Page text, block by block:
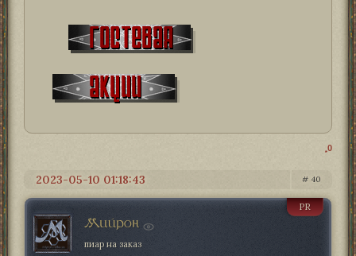
0
40
2023-05-10 01:18:43
Мийрон
PR
пиар на заказ